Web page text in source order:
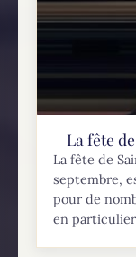
La fête
La fête de
septembre,
pour de
en particulier